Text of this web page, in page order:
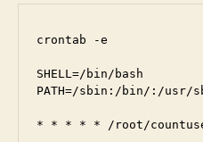
crontab -e
SHELL=/bin/bash
PATH=/sbin:/bin/:/usr/
* * * * * /root/